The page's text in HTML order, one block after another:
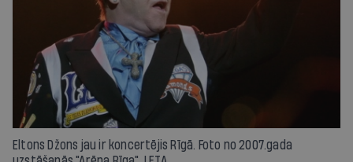
Eltons Džons jau ir koncertējis Rīgā. Foto no 2007.gada